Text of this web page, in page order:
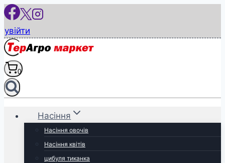
Перейти
вмісту
увійти
0
Насіння
Насіння овочів
Насіння квітів
цибуля тиканка